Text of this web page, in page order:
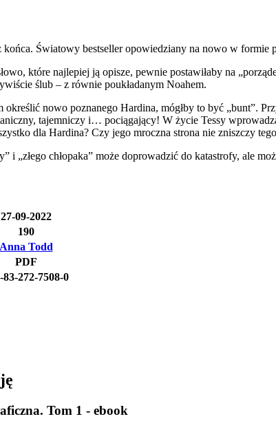
końca. Światowy bestseller opowiedziany na nowo w formie
które najlepiej ją opisze, pewnie postawiłaby na
ślub – z równie poukładanym Noahem.
określić nowo poznanego Hardina, mógłby to być „bunt”.
tajemniczy i… pociągający! W życie Tessy
dla Hardina? Czy jego mroczna strona nie zniszczy
i „złego chłopaka” może doprowadzić do katastrofy, ale
27-09-2022
190
Anna Todd
PDF
83-272-7508-0
Tom 1 - ebook